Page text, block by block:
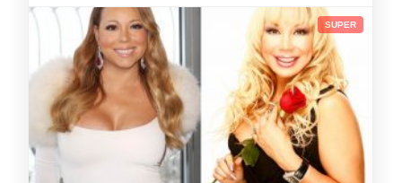
SUPER